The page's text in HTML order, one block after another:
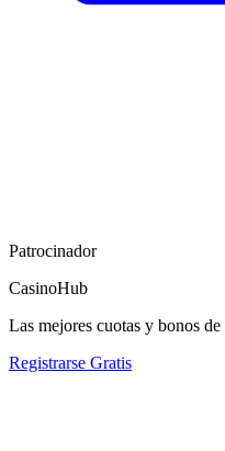
Patrocinador
CasinoHub
Las mejores cuotas y bonos
Registrarse Gratis